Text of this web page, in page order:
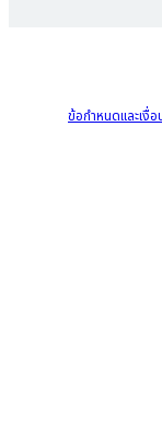
ข้อกำหนดและเงื่อ